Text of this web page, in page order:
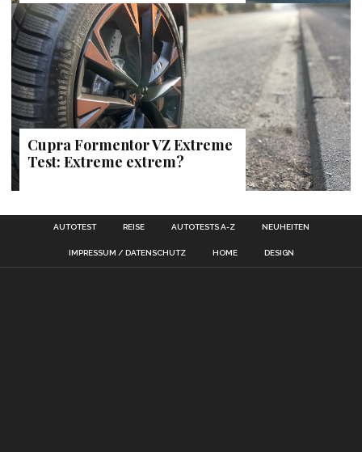
Cupra Formentor VZ Extreme
Test: Extreme extrem?
AUTOTEST REISE AUTOTESTS A-Z NEUHEITEN
IMPRESSUM / DATENSCHUTZ HOME DESIGN